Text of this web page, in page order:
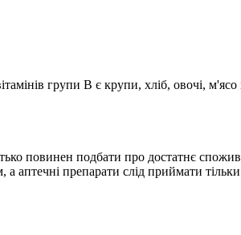
групи В є крупи, хліб, овочі,
повинен подбати про достатнє
аптечні препарати слід приймати